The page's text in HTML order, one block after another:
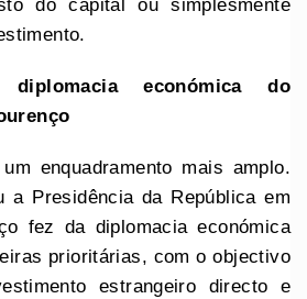
do capital ou simplesmente
económica do
enquadramento mais amplo.
a Presidência da República em
fez da diplomacia económica
prioritárias, com o objectivo
estrangeiro directo e